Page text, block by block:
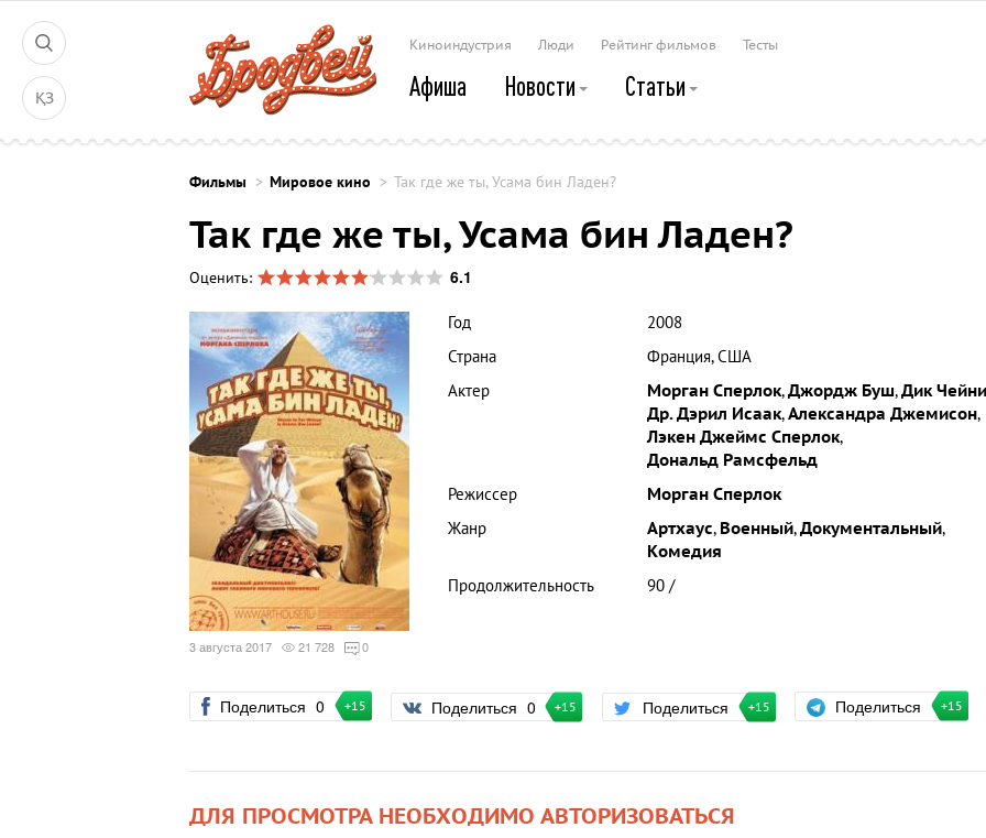
ҚЗ
Киноиндустрия Люди Рейтинг фильмов Тесты
Афиша Новости Статьи
Фильмы Мировое кино Так где же ты, Усама бин Ладен?
Так где же ты, Усама бин Ладен?
Оценить: 6.1
3 августа 2017 21 728 0
Год
2008
Страна
Франция, США
Актер
Морган Сперлок,Джордж Буш,Дик Чейни
Др. Дэрил Исаак,Александра Джемисон,
Лэкен Джеймс Сперлок,
Дональд Рамсфельд
Режиссер
Морган Сперлок
Жанр
Артхаус, Военный,Документальный,
Комедия
Продолжительность
90 /
Поделиться 0 +15 Поделиться 0 +15 Поделиться +15 Поделиться +15
ДЛЯ ПРОСМОТРА НЕОБХОДИМО АВТОРИЗОВАТЬСЯ